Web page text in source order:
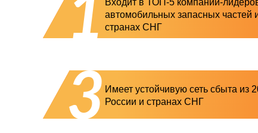
1
Входит в ТОП-5 компаний-
автомобильных запасных частей
странах СНГ
3 Имеет устойчивую сеть сбыта из
России и странах СНГ